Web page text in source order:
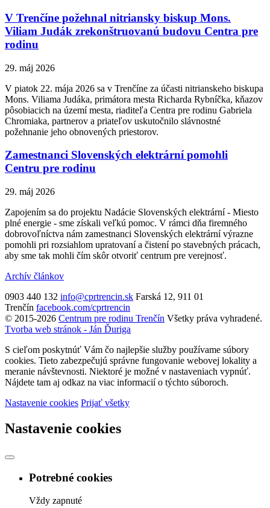
V Trenčíne požehnal nitriansky biskup Mons.
Viliam Judák zrekonštruovanú budovu Centra pre
rodinu
29. máj 2026
V piatok 22. mája 2026 sa v Trenčíne za účasti nitrianskeho biskupa
Mons. Viliama Judáka, primátora mesta Richarda Rybníčka, kňazov
pôsobiacich na území mesta, riaditeľa Centra pre rodinu Gabriela
Chromiaka, partnerov a priateľov uskutočnilo slávnostné
požehnanie jeho obnovených priestorov.
Zamestnanci Slovenských elektrární pomohli
Centru pre rodinu
29. máj 2026
Zapojením sa do projektu Nadácie Slovenských elektrární - Miesto
plné energie - sme získali veľkú pomoc. V rámci dňa firemného
dobrovoľníctva nám zamestnanci Slovenských elektrární výrazne
pomohli pri rozsiahlom upratovaní a čistení po stavebných prácach,
aby sme tak mohli čím skôr otvoriť centrum pre verejnosť.
Archív článkov
0903 440 132 info@cprtrencin.sk Farská 12, 911 01
Trenčín facebook.com/cprtrencin
© 2015-2026 Centrum pre rodinu Trenčín Všetky práva vyhradené.
Tvorba web stránok - Ján Ďuriga
S cieľom poskytnúť Vám čo najlepšie služby používame súbory
cookies. Tieto zabezpečujú správne fungovanie webovej lokality a
meranie návštevnosti. Niektoré je možné v nastaveniach vypnúť.
Nájdete tam aj odkaz na viac informacií o týchto súboroch.
Nastavenie cookies Prijať všetky
Nastavenie cookies
Potrebné cookies
Vždy zapnuté